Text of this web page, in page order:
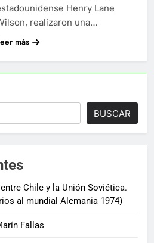
Henry Lane
realizaron una…
más
BUSCAR
Chile y la Unión Soviética.
al mundial Alemania 1974)
Fallas